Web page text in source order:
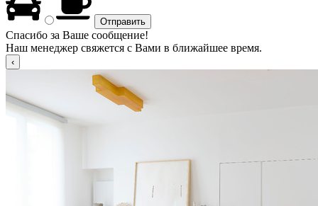
Спасибо за Ваше сообщение!
Наш менеджер свяжется с Вами в ближайшее время.